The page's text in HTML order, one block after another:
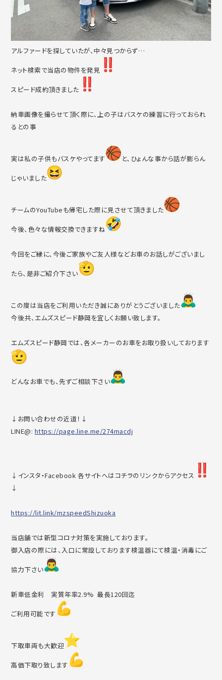
アルファードを探していたが、中々見つからず…
ネット検索で当店の物件を発見
スピード成約頂きました
納車画像を撮らせて頂く際に、上の子はバスケの練習に行っておられ
るとの事
実は私の子供もバスケやってます と、ひょんな事から話が膨らん
じゃいました
チームのYouTubeも帰宅した際に見させて頂きました
今後、色々な情報交換できますね
今回をご縁に、今後ご家族やご友人様などお車のお話しがございまし
たら、是非ご紹介下さい
この度は当店をご利用いただき誠にありがとうございました
今後共、エムズスピード静岡を宜しくお願い致します。
エムズスピード静岡では、各メーカーのお車をお取り扱いしており ます
どんなお車でも、先ずご相談下さい
↓お問い合わせの近道！↓
LINE@: https://page.line.me/274macdj
↓インスタ・Facebook 各サイトへはコチラのリンクからアクセス
↓
https://lit.link/mzspeedShizuoka
当店舗では新型コロナ対策を実施しております。
御入店の際には、入口に常設しております検温器にて検温・消毒にご
協力下さい
新車低金利 実質年率2.9% 最長120回迄
ご利用可能です
下取車両も大歓迎
高価下取り致します